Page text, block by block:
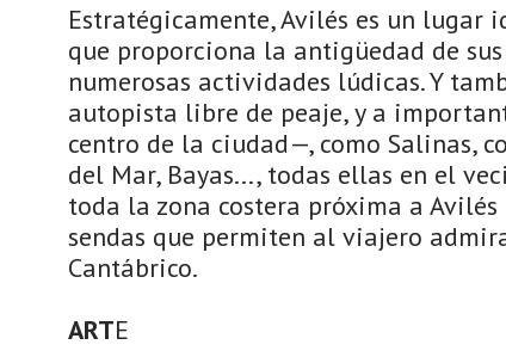
Estratégicamente, Avilés es un lugar
que proporciona la antigüedad de
numerosas actividades lúdicas. Y
autopista libre de peaje, y a
centro de la ciudad—, como Salinas,
del Mar, Bayas..., todas ellas en el
toda la zona costera próxima a
sendas que permiten al viajero
Cantábrico.
ARTE